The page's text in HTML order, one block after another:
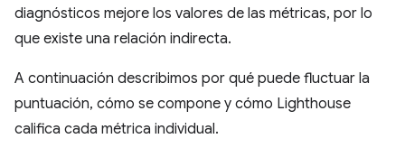
diagnósticos mejore los valores de las métricas, por lo
que existe una relación indirecta.
A continuación describimos por qué puede fluctuar la
puntuación, cómo se compone y cómo Lighthouse
califica cada métrica individual.